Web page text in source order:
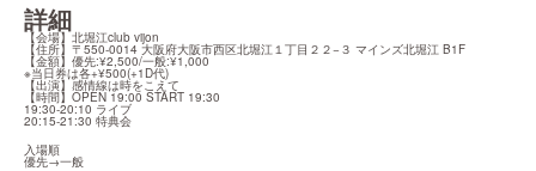
詳細
【会場】北堀江club vijon
【住所】〒550-0014 大阪府大阪市西区北堀江１丁目２２−３ マインズ北堀江 B1F
【金額】優先:¥2,500/一般:¥1,000
※当日券は各+¥500(+1D代)
【出演】感情線は時をこえて
【時間】OPEN 19:00 START 19:30
19:30-20:10 ライブ
20:15-21:30 特典会
入場順
優先→一般